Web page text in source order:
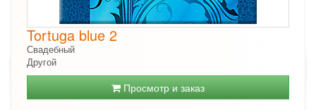
Tortuga blue 2
Свадебный
Другой
Просмотр и заказ